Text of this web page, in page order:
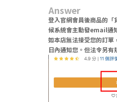
Answer
登入官網會員後商品的「
候系統會主動發email通
如本店無法接受您的訂單
日內通知您。但法令另有